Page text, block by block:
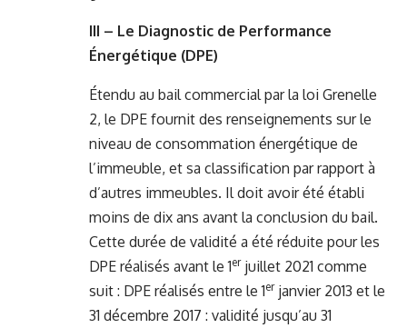
III – Le Diagnostic de Performance
Énergétique (DPE)
Étendu au bail commercial par la loi Grenelle
2, le DPE fournit des renseignements sur le
niveau de consommation énergétique de
l’immeuble, et sa classification par rapport à
d’autres immeubles. Il doit avoir été établi
moins de dix ans avant la conclusion du bail.
Cette durée de validité a été réduite pour les
DPE réalisés avant le 1erjuillet 2021 comme
suit : DPE réalisés entre le 1erjanvier 2013 et le
31 décembre 2017 : validité jusqu’au 31